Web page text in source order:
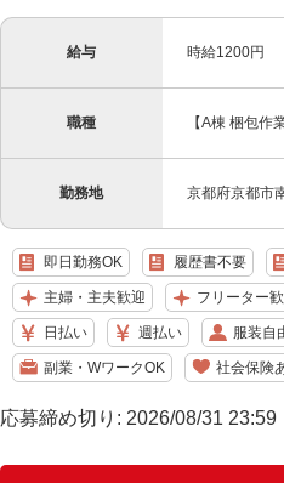
給与 時給1200円
職種 【A棟 梱包作
勤務地 京都府京都市
即日勤務OK 履歴書不要
主婦・主夫歓迎 フリーター
日払い 週払い 服装自
副業・WワークOK 社会保険
応募締め切り: 2026/08/31 23:59